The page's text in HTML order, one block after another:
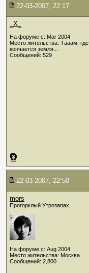
22-03-2007, 22:17
_X_
На форуме с: Mar 2004
Место жительства: Тааам, где
кончается земля...
Сообщений: 529
22-03-2007, 22:50
mors
Прогорклый Утрозапах
На форуме с: Aug 2004
Место жительства: Москва
Сообщений: 2,800